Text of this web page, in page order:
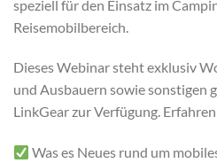
speziell für den Einsatz im
Reisemobilbereich.
Dieses Webinar steht exklusiv
und Ausbauern sowie sonstigen
LinkGear zur Verfügung.
Was es Neues rund um